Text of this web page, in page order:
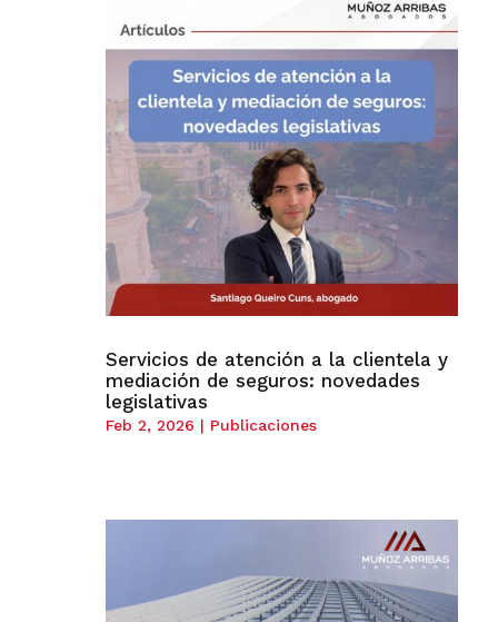
Servicios de atención a la clientela y
mediación de seguros: novedades
legislativas
Feb 2, 2026 | Publicaciones